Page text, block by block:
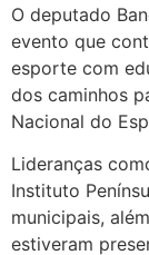
O deputado
evento que
esporte com
dos caminhos
Nacional do
Lideranças
Instituto
municipais,
estiveram